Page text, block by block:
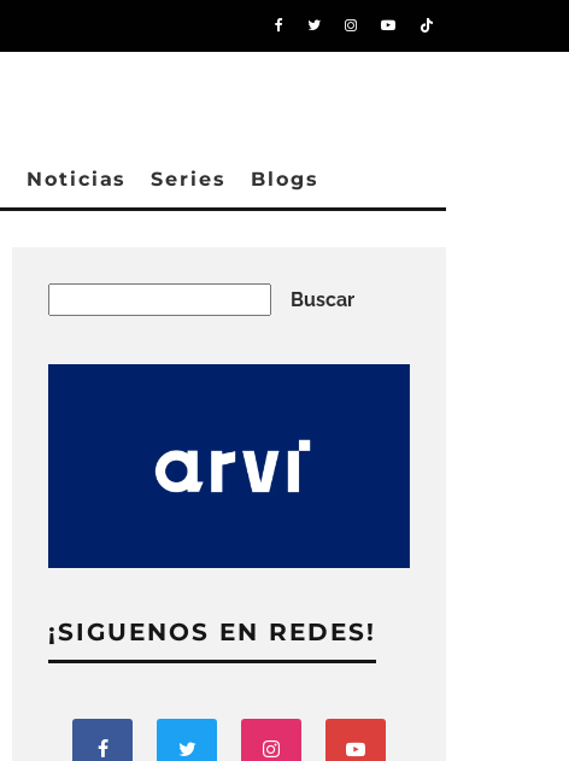
Noticias Series Blogs
Buscar
¡SIGUENOS EN REDES!